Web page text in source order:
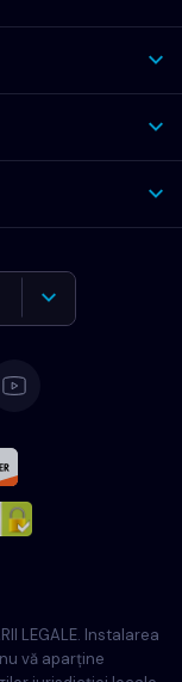
LEGALE. Instalarea
vă aparține